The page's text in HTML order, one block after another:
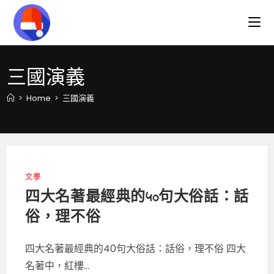
content
三國演義
> Home > 三國演義
文學
四大名著最經典的40句大俗話：話
俗，理不俗
四大名著最經典的40句大俗話：話俗，理不俗 四大
名著中，紅樓...